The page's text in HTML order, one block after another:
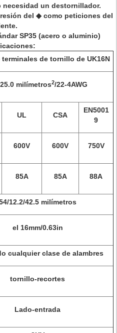
un destornillador.
del ◆ como peticiones del
SP35 (acero o aluminio)
terminales de tornillo de UK16N
milímetros2/22-4AWG
UL CSA
EN5001
9
600V 600V 750V
85A 85A 88A
12.2/42.5 milímetros
el 16mm/0.63in
cualquier clase de alambres
tornillo-recortes
Lado-entrada